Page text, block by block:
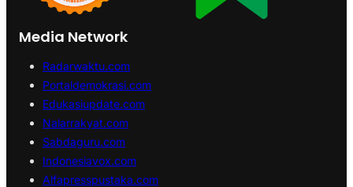
Media Network
Radarwaktu.com
Portaldemokrasi.com
Edukasiupdate.com
Nalarrakyat.com
Sabdaguru.com
Indonesiavox.com
Alfapresspustaka.com